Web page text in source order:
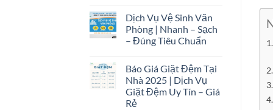
Dịch Vụ Vệ Sinh Văn
Phòng | Nhanh – Sạch
– Đúng Tiêu Chuẩn
Báo Giá Giặt Đệm Tại
Nhà 2025 | Dịch Vụ
Giặt Đệm Uy Tín – Giá
Rẻ